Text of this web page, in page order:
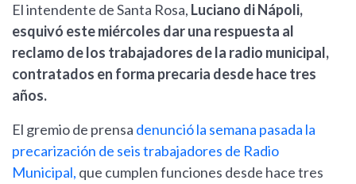
El intendente de Santa Rosa, Luciano di Nápoli,
esquivó este miércoles dar una respuesta al
reclamo de los trabajadores de la radio municipal,
contratados en forma precaria desde hace tres
años.
El gremio de prensa denunció la semana pasada la
precarización de seis trabajadores de Radio
Municipal, que cumplen funciones desde hace tres